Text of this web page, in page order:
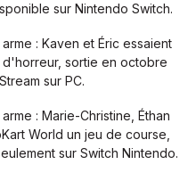
sur Nintendo Switch.
: Kaven et Éric essaient
sortie en octobre
sur PC.
: Marie-Christine, Éthan
World un jeu de course,
sur Switch Nintendo.